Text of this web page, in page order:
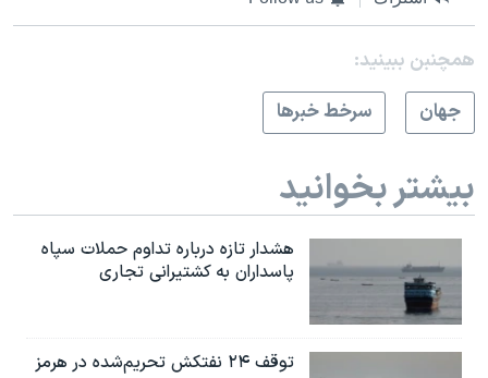
همچنبن ببینید:
جهان
سرخط خبرها
بیشتر بخوانید
هشدار تازه درباره تداوم حملات سپاه
پاسداران به کشتیرانی تجاری
توقف ۲۴ نفتکش تحریم‌شده در هرمز